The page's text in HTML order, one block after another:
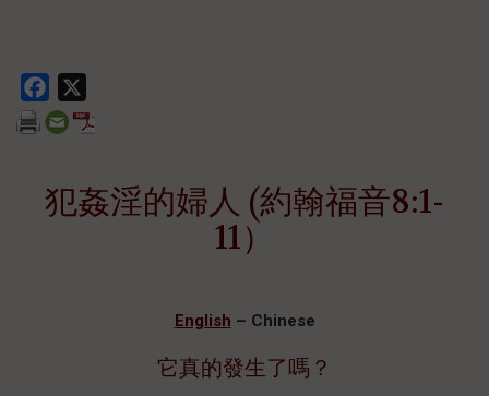
Facebook
犯姦淫的婦人 (約翰福音8:1-
11）
English – Chinese
它真的發生了嗎？